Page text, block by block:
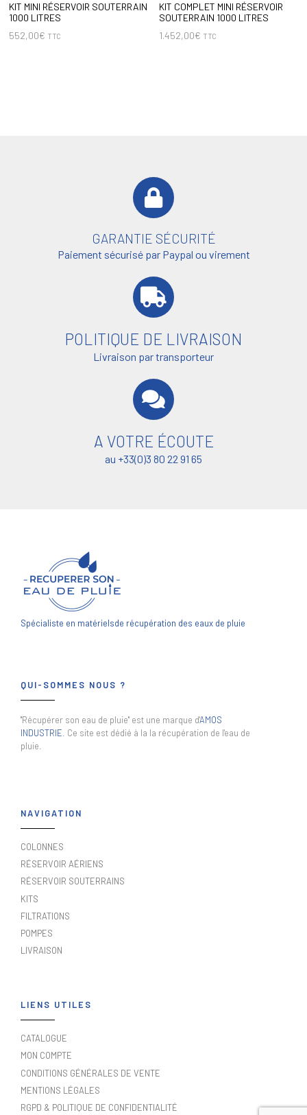
KIT MINI RÉSERVOIR SOUTERRAIN
1000 LITRES
552,00€ TTC
KIT COMPLET MINI RÉSERVOIR
SOUTERRAIN 1000 LITRES
1.452,00€ TTC
GARANTIE SÉCURITÉ
Paiement sécurisé par Paypal ou virement
POLITIQUE DE LIVRAISON
Livraison par transporteur
A VOTRE ÉCOUTE
au +33(0)3 80 22 91 65
Spécialiste en matérielsde récupération des eaux de pluie
QUI-SOMMES NOUS ?
"Récupérer son eau de pluie" est une marque d'AMOS
INDUSTRIE . Ce site est dédié à la la récupération de l'eau de
pluie.
NAVIGATION
COLONNES
RÉSERVOIR AÉRIENS
RÉSERVOIR SOUTERRAINS
KITS
FILTRATIONS
POMPES
LIVRAISON
LIENS UTILES
CATALOGUE
MON COMPTE
CONDITIONS GÉNÉRALES DE VENTE
MENTIONS LÉGALES
RGPD & POLITIQUE DE CONFIDENTIALITÉ